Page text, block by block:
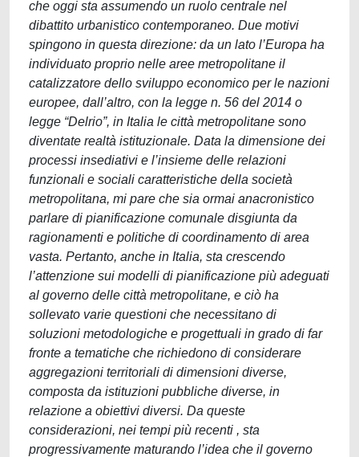
che oggi sta assumendo un ruolo centrale nel
dibattito urbanistico contemporaneo. Due motivi
spingono in questa direzione: da un lato l’Europa ha
individuato proprio nelle aree metropolitane il
catalizzatore dello sviluppo economico per le nazioni
europee, dall’altro, con la legge n. 56 del 2014 o
legge “Delrio”, in Italia le città metropolitane sono
diventate realtà istituzionale. Data la dimensione dei
processi insediativi e l’insieme delle relazioni
funzionali e sociali caratteristiche della società
metropolitana, mi pare che sia ormai anacronistico
parlare di pianificazione comunale disgiunta da
ragionamenti e politiche di coordinamento di area
vasta. Pertanto, anche in Italia, sta crescendo
l’attenzione sui modelli di pianificazione più adeguati
al governo delle città metropolitane, e ciò ha
sollevato varie questioni che necessitano di
soluzioni metodologiche e progettuali in grado di far
fronte a tematiche che richiedono di considerare
aggregazioni territoriali di dimensioni diverse,
composta da istituzioni pubbliche diverse, in
relazione a obiettivi diversi. Da queste
considerazioni, nei tempi più recenti , sta
progressivamente maturando l’idea che il governo